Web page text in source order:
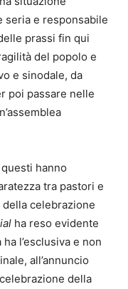
seria e responsabile
prassi fin qui
del popolo e
e sinodale, da
poi passare nelle
hanno
tra pastori e
celebrazione
ha reso evidente
l’esclusiva e non
all’annuncio
della